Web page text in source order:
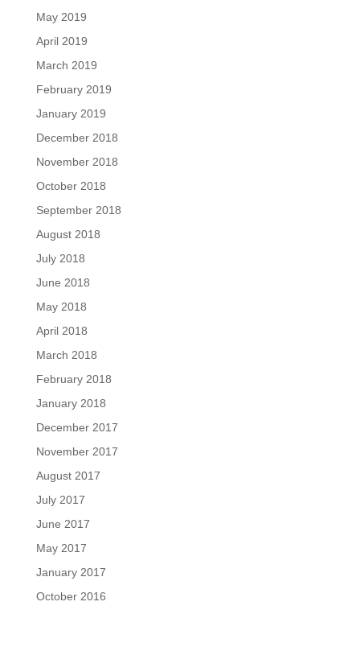
May 2019
April 2019
March 2019
February 2019
January 2019
December 2018
November 2018
October 2018
September 2018
August 2018
July 2018
June 2018
May 2018
April 2018
March 2018
February 2018
January 2018
December 2017
November 2017
August 2017
July 2017
June 2017
May 2017
January 2017
October 2016